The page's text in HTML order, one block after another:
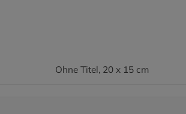
Ohne Titel, 20 x 15 cm